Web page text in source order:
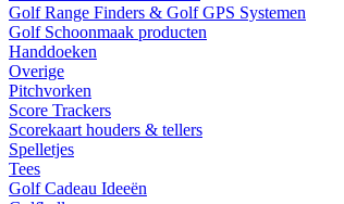
Golf Range Finders & Golf GPS Systemen
Golf Schoonmaak producten
Handdoeken
Overige
Pitchvorken
Score Trackers
Scorekaart houders & tellers
Spelletjes
Tees
Golf Cadeau Ideeën